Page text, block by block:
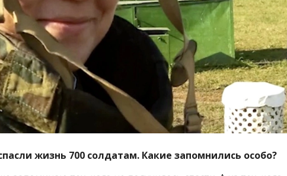
жизнь 700 солдатам. Какие запомнились особо?